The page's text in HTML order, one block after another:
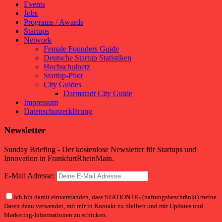
Events
Jobs
Programs / Awards
Startups
Network
Female Founders Guide
Deutsche Startup Statistiken
Hochschulnetz
Startup-Pilot
City Guides
Darmstadt City Guide
Impressum
Datenschutzerklärung
Newsletter
Sunday Briefing - Der kostenlose Newsletter für Startups und
Innovation in FrankfurtRheinMain.
E-Mail Adresse:
Ich bin damit einverstanden, dass STATION UG (haftungsbeschränkt) meine
Daten dazu verwendet, mit mir in Kontakt zu bleiben und mir Updates und
Marketing-Informationen zu schicken.